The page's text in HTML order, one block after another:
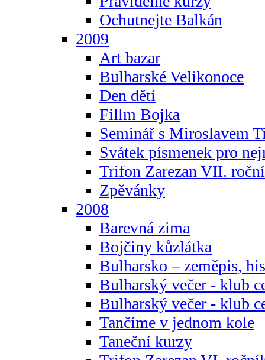
Ochutnejte Balkán
2009
Art bazar
Bulharské Velikonoce
Den dětí
Fillm Bojka
Seminář s Miroslavem
Svátek písmenek pro
Trifon Zarezan VII.
Zpěvánky
2008
Barevná zima
Bojčiny kůzlátka
Bulharsko – zeměpis,
Bulharský večer - klub
Bulharský večer - klub
Tančíme v jednom kole
Taneční kurzy